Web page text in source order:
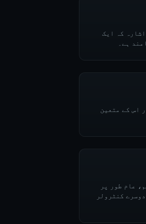
کہ ایک
ہے۔
اس کے متعین
عام طور پر
کنٹرولر